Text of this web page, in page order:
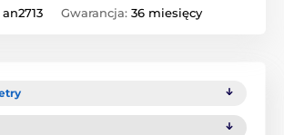
an2713 Gwarancja: 36 miesięcy